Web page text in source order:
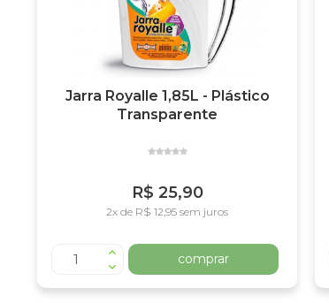
Jarra Royalle 1,85L - Plástico
Transparente
R$ 25,90
2x de R$ 12,95 sem juros
comprar